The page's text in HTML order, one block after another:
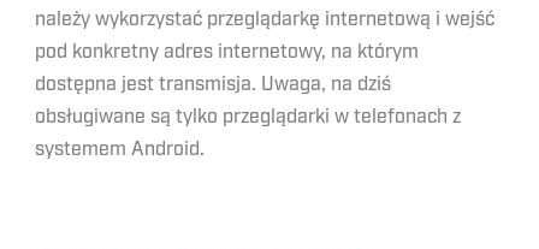
należy wykorzystać przeglądarkę internetową i wejść
pod konkretny adres internetowy, na którym
dostępna jest transmisja. Uwaga, na dziś
obsługiwane są tylko przeglądarki w telefonach z
systemem Android.